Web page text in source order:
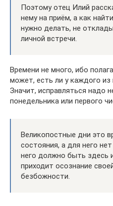
Поэтому отец Илий
нему на приём, а как
нужно делать, не
личной встречи.
Времени не много, ибо
может, есть ли у каждого
Значит, исправляться надо
понедельника или первого
Великопостные дни это
состояния, а для него
него должно быть здесь
приходит осознание
безбожности.